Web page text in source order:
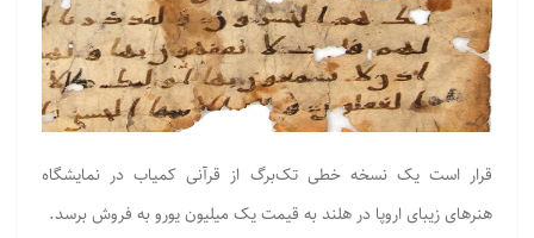
قرار است یک نسخه خطی تک‌برگ از قرآنی کمیاب در نمایشگاه
هنرهای زیبای اروپا در هلند به قیمت یک میلیون یورو به فروش برسد.